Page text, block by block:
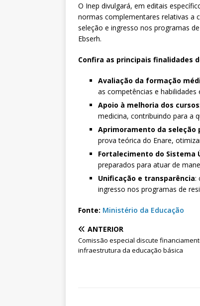
O Inep divulgará, em editais
normas complementares relativas a
seleção e ingresso nos programas
Ebserh.
Confira as principais finalidades
Avaliação da formação
as competências e habilidades
Apoio à melhoria dos cursos
medicina, contribuindo para a
Aprimoramento da seleção
prova teórica do Enare,
Fortalecimento do Sistema
preparados para atuar de
Unificação e transparência:
ingresso nos programas de
Fonte: Ministério da Educação
ANTERIOR
Comissão especial discute
infraestrutura da educação básica